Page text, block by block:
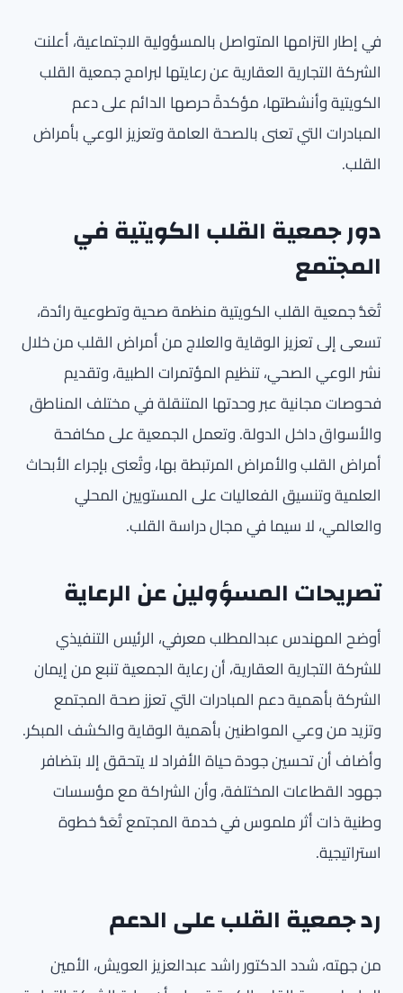
في إطار التزامها المتواصل بالمسؤولية الاجتماعية، أعلنت
الشركة التجارية العقارية عن رعايتها لبرامج جمعية القلب
الكويتية وأنشطتها، مؤكدةً حرصها الدائم على دعم
المبادرات التي تعنى بالصحة العامة وتعزيز الوعي بأمراض
القلب.
دور جمعية القلب الكويتية في
المجتمع
تُعَدُّ جمعية القلب الكويتية منظمة صحية وتطوعية رائدة،
تسعى إلى تعزيز الوقاية والعلاج من أمراض القلب من خلال
نشر الوعي الصحي، تنظيم المؤتمرات الطبية، وتقديم
فحوصات مجانية عبر وحدتها المتنقلة في مختلف المناطق
والأسواق داخل الدولة. وتعمل الجمعية على مكافحة
أمراض القلب والأمراض المرتبطة بها، وتُعنى بإجراء الأبحاث
العلمية وتنسيق الفعاليات على المستويين المحلي
والعالمي، لا سيما في مجال دراسة القلب.
تصريحات المسؤولين عن الرعاية
أوضح المهندس عبدالمطلب معرفي، الرئيس التنفيذي
للشركة التجارية العقارية، أن رعاية الجمعية تنبع من إيمان
الشركة بأهمية دعم المبادرات التي تعزز صحة المجتمع
وتزيد من وعي المواطنين بأهمية الوقاية والكشف المبكر.
وأضاف أن تحسين جودة حياة الأفراد لا يتحقق إلا بتضافر
جهود القطاعات المختلفة، وأن الشراكة مع مؤسسات
وطنية ذات أثر ملموس في خدمة المجتمع تُعَدُّ خطوة
استراتيجية.
رد جمعية القلب على الدعم
من جهته، شدد الدكتور راشد عبدالعزيز العويش، الأمين